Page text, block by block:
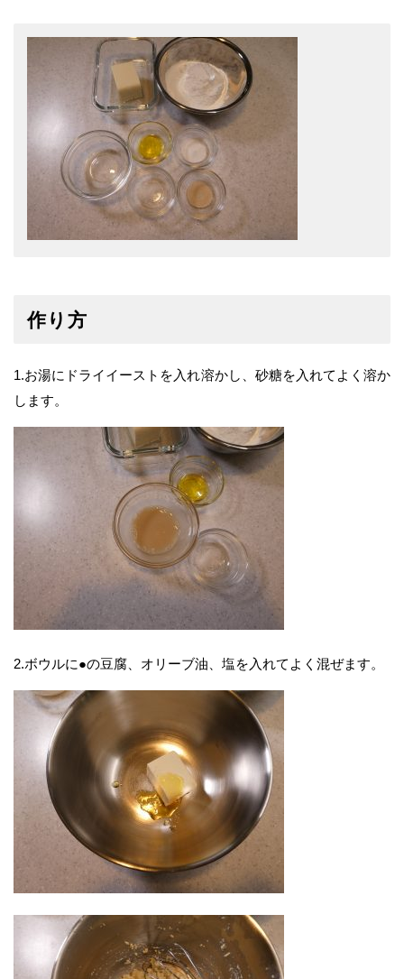
作り方
1.お湯にドライイーストを入れ溶かし、砂糖を入れてよく溶か
します。
2.ボウルに●の豆腐、オリーブ油、塩を入れてよく混ぜます。